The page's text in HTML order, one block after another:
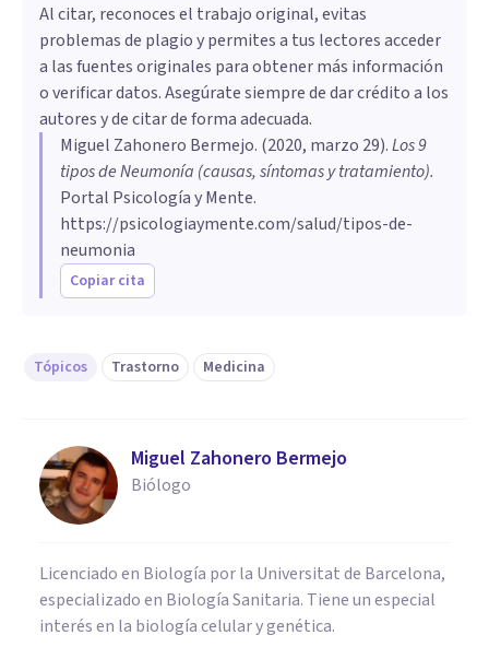
Al citar, reconoces el trabajo original, evitas
problemas de plagio y permites a tus lectores acceder
a las fuentes originales para obtener más información
o verificar datos. Asegúrate siempre de dar crédito a los
autores y de citar de forma adecuada.
Miguel Zahonero Bermejo. (2020, marzo 29).Los 9
tipos de Neumonía (causas, síntomas y tratamiento).
Portal Psicología y Mente.
https://psicologiaymente.com/salud/tipos-de-
neumonia
Copiar cita
Tópicos Trastorno Medicina
Miguel Zahonero Bermejo
Biólogo
Licenciado en Biología por la Universitat de Barcelona,
especializado en Biología Sanitaria. Tiene un especial
interés en la biología celular y genética.